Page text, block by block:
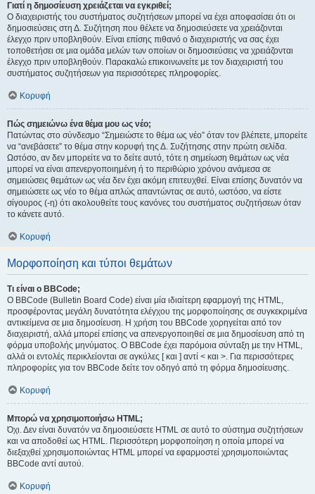
Γιατί η δημοσίευση χρειάζεται να εγκριθεί;
Ο διαχειριστής του συστήματος συζητήσεων μπορεί να έχει αποφασίσει ότι οι
δημοσιεύσεις στη Δ. Συζήτηση που θέλετε να δημοσιεύσετε να χρειάζονται
έλεγχο πριν υποβληθούν. Είναι επίσης πιθανό ο διαχειριστής να σας έχει
τοποθετήσει σε μια ομάδα μελών των οποίων οι δημοσιεύσεις να χρειάζονται
έλεγχο πριν υποβληθούν. Παρακαλώ επικοινωνείτε με τον διαχειριστή του
συστήματος συζητήσεων για περισσότερες πληροφορίες.
Κορυφή
Πώς σημειώνω ένα θέμα μου ως νέο;
Πατώντας στο σύνδεσμο “Σημειώστε το θέμα ως νέο” όταν τον βλέπετε, μπορείτε
να “ανεβάσετε” το θέμα στην κορυφή της Δ. Συζήτησης στην πρώτη σελίδα.
Ωστόσο, αν δεν μπορείτε να το δείτε αυτό, τότε η σημείωση θεμάτων ως νέα
μπορεί να είναι απενεργοποιημένη ή το περιθώριο χρόνου ανάμεσα σε
σημειώσεις θεμάτων ως νέα δεν έχει ακόμη επιτευχθεί. Είναι επίσης δυνατόν να
σημειώσετε ως νέο το θέμα απλώς απαντώντας σε αυτό, ωστόσο, να είστε
σίγουρος (-η) ότι ακολουθείτε τους κανόνες του συστήματος συζητήσεων όταν
το κάνετε αυτό.
Κορυφή
Μορφοποίηση και τύποι θεμάτων
Τι είναι ο BBCode;
Ο BBCode (Bulletin Board Code) είναι μία ιδιαίτερη εφαρμογή της HTML,
προσφέροντας μεγάλη δυνατότητα ελέγχου της μορφοποίησης σε συγκεκριμένα
αντικείμενα σε μια δημοσίευση. Η χρήση του BBCode χορηγείται από τον
διαχειριστή, αλλά μπορεί επίσης να απενεργοποιηθεί σε μια δημοσίευση από τη
φόρμα υποβολής μηνύματος. Ο BBCode έχει παρόμοια σύνταξη με την HTML,
αλλά οι εντολές περικλείονται σε αγκύλες [ και ] αντί < και >. Για περισσότερες
πληροφορίες για τον BBCode δείτε τον οδηγό από τη φόρμα δημοσίευσης.
Κορυφή
Μπορώ να χρησιμοποιήσω HTML;
Όχι. Δεν είναι δυνατόν να δημοσιεύσετε HTML σε αυτό το σύστημα συζητήσεων
και να αποδοθεί ως HTML. Περισσότερη μορφοποίηση η οποία μπορεί να
διεξαχθεί χρησιμοποιώντας HTML μπορεί να εφαρμοστεί χρησιμοποιώντας
BBCode αντί αυτού.
Κορυφή